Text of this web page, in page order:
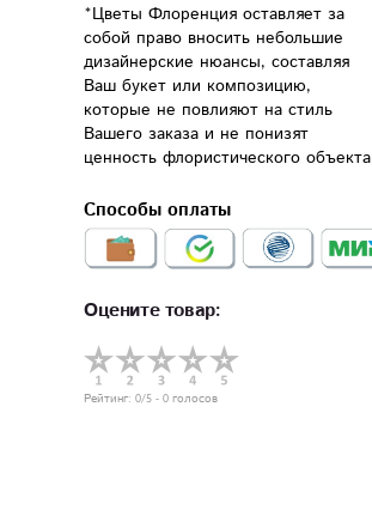
*Цветы Флоренция оставляет за
собой право вносить небольшие
дизайнерские нюансы, составляя
Ваш букет или композицию,
которые не повлияют на стиль
Вашего заказа и не понизят
ценность флористического объекта
Способы оплаты
Оцените товар:
Рейтинг: 0/5 - 0 голосов